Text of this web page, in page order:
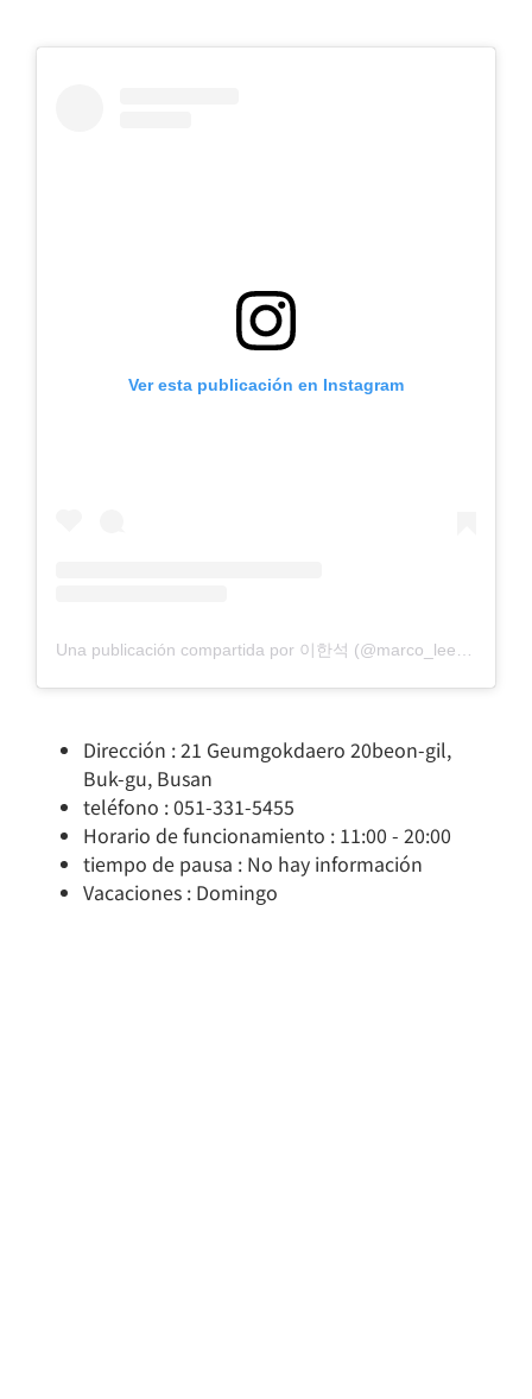
Ver esta publicación en Instagram
Una publicación compartida por 이한석 (@marco_lee90)
Dirección : 21 Geumgokdaero 20beon-gil,
Buk-gu, Busan
teléfono : 051-331-5455
Horario de funcionamiento : 11:00 - 20:00
tiempo de pausa : No hay información
Vacaciones : Domingo